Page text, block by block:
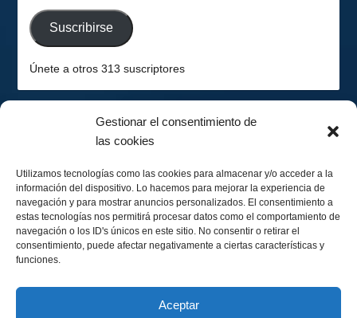
Gestionar el consentimiento de
las cookies
Utilizamos tecnologías como las cookies para almacenar y/o acceder a la
información del dispositivo. Lo hacemos para mejorar la experiencia de
navegación y para mostrar anuncios personalizados. El consentimiento a
estas tecnologías nos permitirá procesar datos como el comportamiento de
navegación o los ID's únicos en este sitio. No consentir o retirar el
consentimiento, puede afectar negativamente a ciertas características y
funciones.
Aceptar
email
Suscribirse
Únete a otros 313 suscriptores
Hemisferio Sur
Calendario Lunar